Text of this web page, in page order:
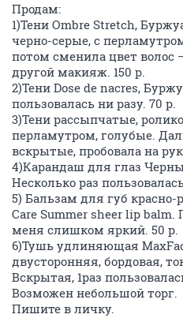
Продам:
1)Тени Ombre Stretch,
черно-серые, с
потом сменила цвет волос
другой макияж. 150 р.
2)Тени Dose de nacres,
пользовалась ни разу. 70 р.
3)Тени рассыпчатые,
перламутром, голубые.
вскрытые, пробовала на
4)Карандаш для глаз
Несколько раз
5) Бальзам для губ
Care Summer sheer lip balm.
меня слишком яркий. 50 р.
6)Тушь удлиняющая
двусторонняя, бордовая,
Вскрытая, 1раз
Возможен небольшой торг.
Пишите в личку.